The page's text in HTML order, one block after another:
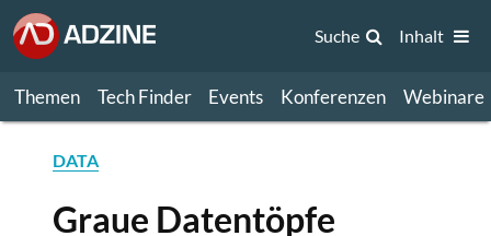
Themen Tech Finder Events Konferenzen Webinare
Suche Inhalt
DATA
Graue Datentöpfe